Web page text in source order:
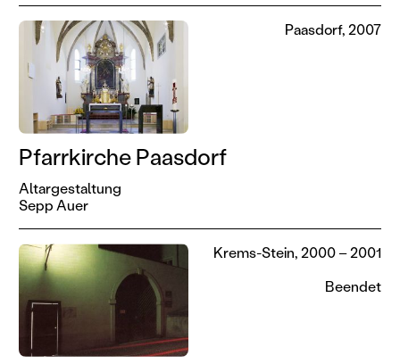
Pfarrkirche Paasdorf
Altargestaltung
Sepp Auer
Paasdorf, 2007
Krems-Stein, 2000 – 2001
Beendet